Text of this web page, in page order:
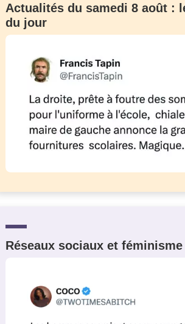
Actualités du samedi 8 août :
du jour
Réseaux sociaux et féminisme